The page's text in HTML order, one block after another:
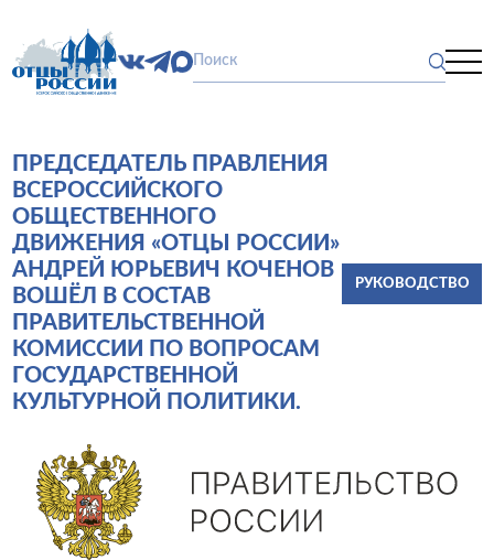
ПРЕДСЕДАТЕЛЬ ПРАВЛЕНИЯ
ВСЕРОССИЙСКОГО
ОБЩЕСТВЕННОГО
ДВИЖЕНИЯ «ОТЦЫ РОССИИ»
АНДРЕЙ ЮРЬЕВИЧ КОЧЕНОВ
ВОШЁЛ В СОСТАВ
ПРАВИТЕЛЬСТВЕННОЙ
КОМИССИИ ПО ВОПРОСАМ
ГОСУДАРСТВЕННОЙ
КУЛЬТУРНОЙ ПОЛИТИКИ.
РУКОВОДСТВО